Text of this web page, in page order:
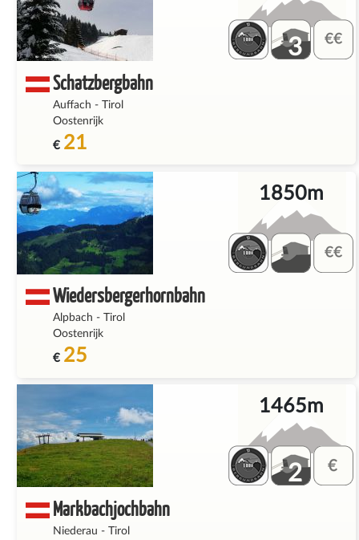
Schatzbergbahn
Auffach -
Tirol
Oostenrijk
€ 21
3
Wiedersbergerhornbahn
Alpbach -
Tirol
Oostenrijk
€ 25
1850m
Markbachjochbahn
Niederau - Tirol
1465m
2